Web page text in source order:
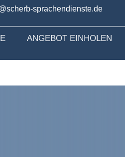
sprachendienste.de
ANGEBOT EINHOLEN